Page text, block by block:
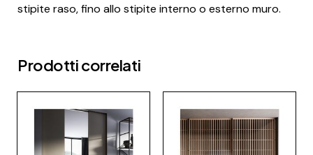
stipite raso, fino allo stipite interno o esterno muro.
Prodotti correlati